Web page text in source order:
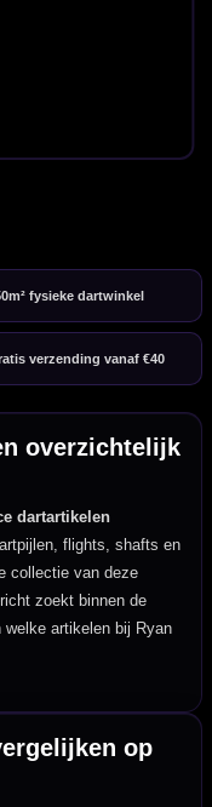
fysieke dartwinkel
verzending vanaf €40
overzichtelijk
dartartikelen
flights, shafts en
collectie van deze
zoekt binnen de
artikelen bij Ryan
op